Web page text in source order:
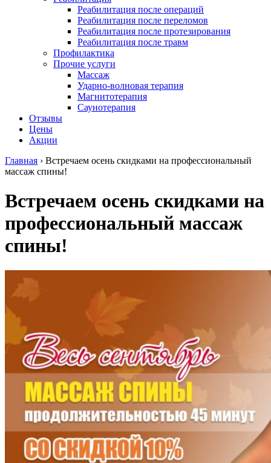
Реабилитация после операций
Реабилитация после переломов
Реабилитация после протезирования
Реабилитация после травм
Профилактика
Прочие услуги
Массаж
Ударно-волновая терапия
Магнитотерапия
Саунотерапия
Отзывы
Цены
Акции
Главная › Встречаем осень скидками на профессиональный
массаж спины!
Встречаем осень скидками на
профессиональный массаж
спины!